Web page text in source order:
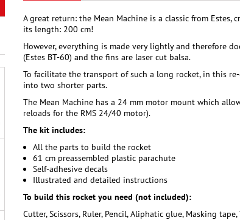
A great return: the Mean Machine is a classic from
its length: 200 cm!
However, everything is made very lightly and therefore
(Estes BT-60) and the fins are laser cut balsa.
To facilitate the transport of such a long rocket, in this
into two shorter parts.
The Mean Machine has a 24 mm motor mount which
reloads for the RMS 24/40 motor).
The kit includes:
All the parts to build the rocket
61 cm preassembled plastic parachute
Self-adhesive decals
Illustrated and detailed instructions
To build this rocket you need (not included):
Cutter, Scissors, Ruler, Pencil, Aliphatic glue, Masking